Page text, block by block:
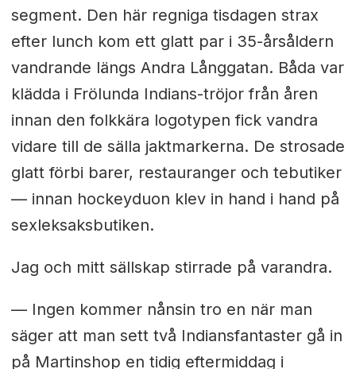
segment. Den här regniga tisdagen strax
efter lunch kom ett glatt par i 35-årsåldern
vandrande längs Andra Långgatan. Båda var
klädda i Frölunda Indians-tröjor från åren
innan den folkkära logotypen fick vandra
vidare till de sälla jaktmarkerna. De strosade
glatt förbi barer, restauranger och tebutiker
— innan hockeyduon klev in hand i hand på
sexleksaksbutiken.
Jag och mitt sällskap stirrade på varandra.
— Ingen kommer nånsin tro en när man
säger att man sett två Indiansfantaster gå in
på Martinshop en tidig eftermiddag i